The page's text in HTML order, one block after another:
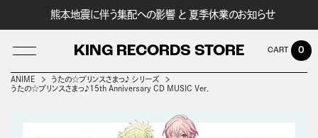
熊本地震に伴う集配への影響 と 夏季休業のお知らせ
KING RECORDS STORE 0
ANIME
うたの☆プリンスさまっ♪ シリーズ
うたの☆プリンスさまっ♪15th Anniversary CD MUSIC Ver．